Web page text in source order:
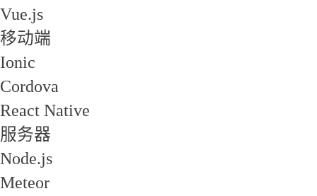
Vue.js
移动端
Ionic
Cordova
React Native
服务器
Node.js
Meteor